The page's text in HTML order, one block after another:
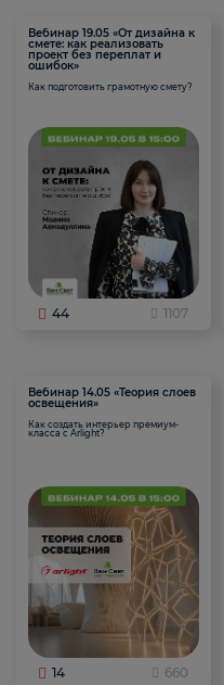
Вебинар 19.05 «От дизайна к
смете: как реализовать
проект без переплат и
ошибок»
Как подготовить грамотную смету?
44 1107
Вебинар 14.05 «Теория слоев
освещения»
Как создать интерьер премиум-
класса с Arlight?
14 660